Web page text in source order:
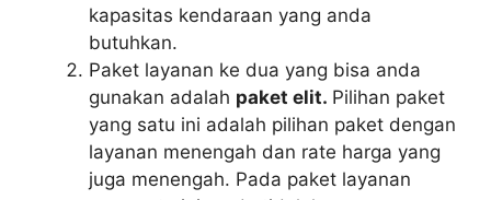
kapasitas kendaraan yang anda
butuhkan.
Paket layanan ke dua yang bisa anda
gunakan adalah paket elit. Pilihan paket
yang satu ini adalah pilihan paket dengan
layanan menengah dan rate harga yang
juga menengah. Pada paket layanan